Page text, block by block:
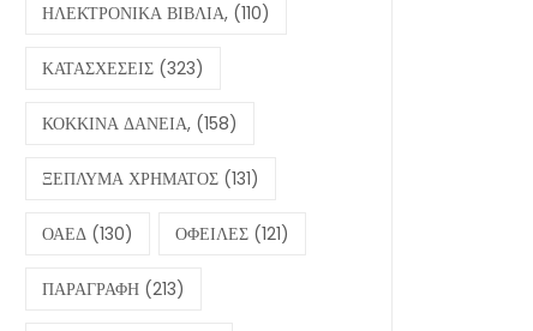
ΗΛΕΚΤΡΟΝΙΚΑ ΒΙΒΛΙΑ, (110)
ΚΑΤΑΣΧΕΣΕΙΣ (323)
ΚΟΚΚΙΝΑ ΔΑΝΕΙΑ, (158)
ΞΕΠΛΥΜΑ ΧΡΗΜΑΤΟΣ (131)
ΟΑΕΔ (130) ΟΦΕΙΛΕΣ (121)
ΠΑΡΑΓΡΑΦΗ (213)